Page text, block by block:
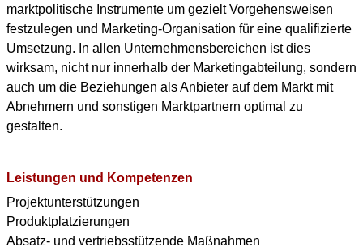
marktpolitische Instrumente um gezielt Vorgehensweisen
festzulegen und Marketing-Organisation für eine qualifizierte
Umsetzung. In allen Unternehmensbereichen ist dies
wirksam, nicht nur innerhalb der Marketingabteilung, sondern
auch um die Beziehungen als Anbieter auf dem Markt mit
Abnehmern und sonstigen Marktpartnern optimal zu
gestalten.
Leistungen und Kompetenzen
Projektunterstützungen
Produktplatzierungen
Absatz- und vertriebsstützende Maßnahmen